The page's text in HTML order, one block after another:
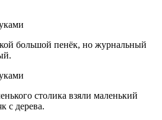
большой пенёк, но журнальный
столика взяли маленький
с дерева.